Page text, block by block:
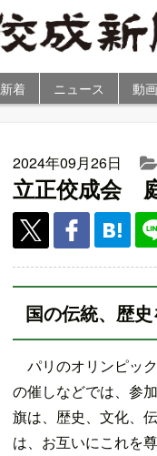
新着 ニュース 動
2024年09月26日
立正佼成会
国の伝統、歴
パリのオリンピッ
の催しなどでは、参
旗は、歴史、文化、
は、お互いにこれを